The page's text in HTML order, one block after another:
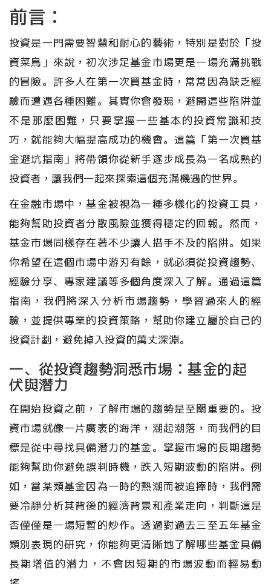
前言：
投資是一門需要智慧和耐心的藝術，特別是對於「投
資菜鳥」來說，初次涉足基金市場更是一場充滿挑戰
的冒險。許多人在第一次買基金時，常常因為缺乏經
驗而遭遇各種困難。其實你會發現，避開這些陷阱並
不是那麼困難，只要掌握一些基本的投資常識和技
巧，就能夠大幅提高成功的機會。這篇「第一次買基
金避坑指南」將帶領你從新手逐步成長為一名成熟的
投資者，讓我們一起來探索這個充滿機遇的世界。
在金融市場中，基金被視為一種多樣化的投資工具，
能夠幫助投資者分散風險並獲得穩定的回報。然而，
基金市場同樣存在著不少讓人措手不及的陷阱。如果
你希望在這個市場中游刃有餘，就必須從投資趨勢、
經驗分享、專家建議等多個角度深入了解。通過這篇
指南，我們將深入分析市場趨勢，學習過來人的經
驗，並提供專業的投資策略，幫助你建立屬於自己的
投資計劃，避免掉入投資的萬丈深淵。
一、從投資趨勢洞悉市場：基金的起
伏與潛力
在開始投資之前，了解市場的趨勢是至關重要的。投
資市場就像一片廣袤的海洋，潮起潮落，而我們的目
標是從中尋找具備潛力的基金。掌握市場的長期趨勢
能夠幫助你避免誤判時機，跌入短期波動的陷阱。例
如，當某類基金因為一時的熱潮而被追捧時，我們需
要冷靜分析其背後的經濟背景和產業走向，判斷這是
否僅僅是一場短暫的炒作。透過對過去三至五年基金
類別表現的研究，你能夠更清晰地了解哪些基金具備
長期增值的潛力，不會因短期的市場波動而輕易動